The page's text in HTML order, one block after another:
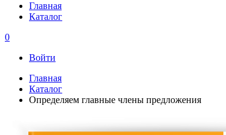
Главная
Каталог
0
Войти
Главная
Каталог
Определяем главные члены предложения